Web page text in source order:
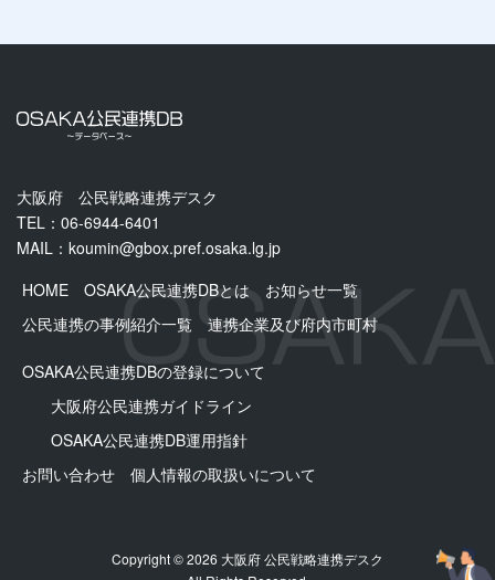
大阪府 公民戦略連携デスク
TEL：06-6944-6401
MAIL： koumin@gbox.pref.osaka.lg.jp
HOME
OSAKA公民連携DBとは
お知らせ一覧
公民連携の事例紹介一覧
連携企業及び府内市町村
OSAKA公民連携DBの登録について
大阪府公民連携ガイドライン
OSAKA公⺠連携DB運用指針
お問い合わせ
個人情報の取扱いについて
Copyright © 2026 大阪府 公民戦略連携デスク